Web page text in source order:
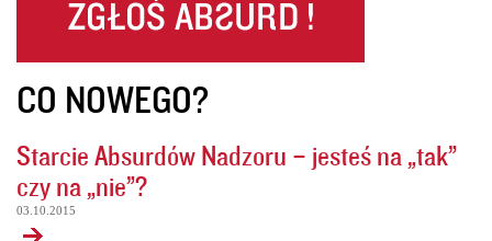
CO NOWEGO?
Starcie Absurdów Nadzoru – jesteś na „tak”
czy na „nie”?
03.10.2015